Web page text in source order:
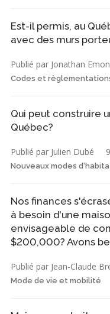
Est-il permis, au
avec des murs
Publié par Jonathan
Codes et
Qui peut construire
Québec?
Publié par Julien Dubé
Nouveaux modes
Nos finances
à besoin d'une
envisageable de
$200,000? Avons
Publié par Jean-Claude
Mode de vie et mobilité